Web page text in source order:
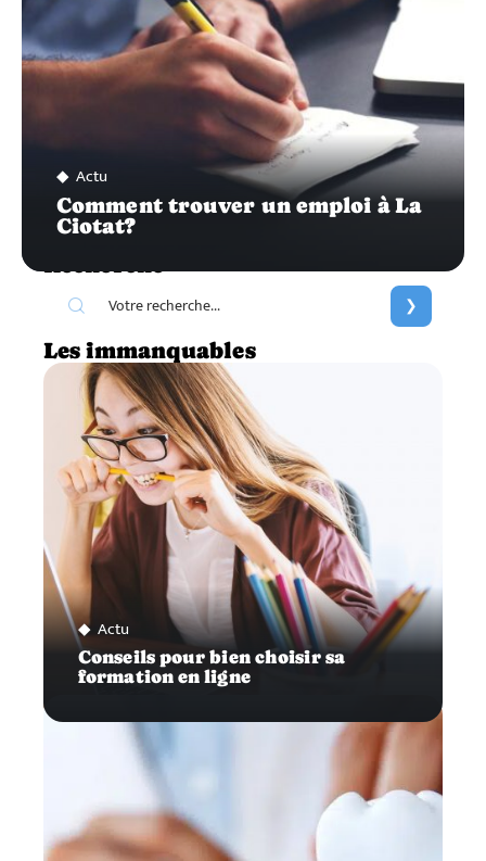
Actu
Comment trouver un emploi à La
Ciotat?
Les immanquables
Actu
Conseils pour bien choisir sa
formation en ligne